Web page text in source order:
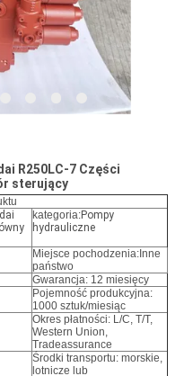
R250LC-7 Części
sterujący
kategoria:Pompy
hydrauliczne
Miejsce pochodzenia:Inne
państwo
Gwarancja: 12 miesięcy
Pojemność produkcyjna:
1000 sztuk/miesiąc
Okres płatności: L/C, T/T,
Western Union,
Tradeassurance
Środki transportu: morskie,
lotnicze lub